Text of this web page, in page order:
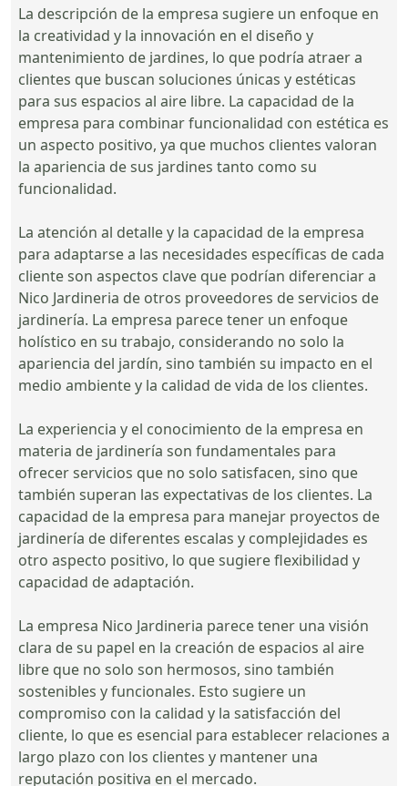
La descripción de la empresa sugiere un enfoque en
la creatividad y la innovación en el diseño y
mantenimiento de jardines, lo que podría atraer a
clientes que buscan soluciones únicas y estéticas
para sus espacios al aire libre. La capacidad de la
empresa para combinar funcionalidad con estética es
un aspecto positivo, ya que muchos clientes valoran
la apariencia de sus jardines tanto como su
funcionalidad.
La atención al detalle y la capacidad de la empresa
para adaptarse a las necesidades específicas de cada
cliente son aspectos clave que podrían diferenciar a
Nico Jardineria de otros proveedores de servicios de
jardinería. La empresa parece tener un enfoque
holístico en su trabajo, considerando no solo la
apariencia del jardín, sino también su impacto en el
medio ambiente y la calidad de vida de los clientes.
La experiencia y el conocimiento de la empresa en
materia de jardinería son fundamentales para
ofrecer servicios que no solo satisfacen, sino que
también superan las expectativas de los clientes. La
capacidad de la empresa para manejar proyectos de
jardinería de diferentes escalas y complejidades es
otro aspecto positivo, lo que sugiere flexibilidad y
capacidad de adaptación.
La empresa Nico Jardineria parece tener una visión
clara de su papel en la creación de espacios al aire
libre que no solo son hermosos, sino también
sostenibles y funcionales. Esto sugiere un
compromiso con la calidad y la satisfacción del
cliente, lo que es esencial para establecer relaciones a
largo plazo con los clientes y mantener una
reputación positiva en el mercado.